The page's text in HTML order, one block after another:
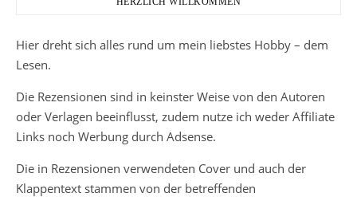
Hier dreht sich alles rund um mein liebstes Hobby – dem
Lesen.
Die Rezensionen sind in keinster Weise von den Autoren
oder Verlagen beeinflusst, zudem nutze ich weder Affiliate
Links noch Werbung durch Adsense.
Die in Rezensionen verwendeten Cover und auch der
Klappentext stammen von der betreffenden